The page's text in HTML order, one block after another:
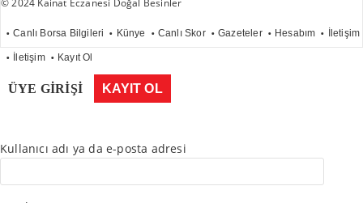
© 2024 Kainat Eczanesi Doğal Besinler
Canlı Borsa Bilgileri Künye Canlı Skor Gazeteler Hesabım İletişim
İletişim Kayıt Ol
ÜYE GİRİŞİ KAYIT OL
Kullanıcı adı ya da e-posta adresi